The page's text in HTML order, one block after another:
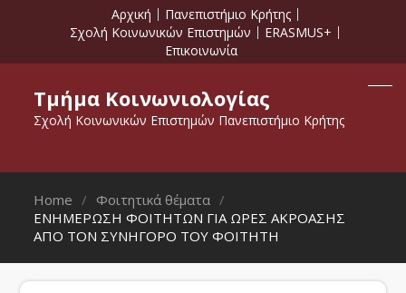
Αρχική
Πανεπιστήμιο Κρήτης
Σχολή Κοινωνικών Επιστημών
ERASMUS+
Επικοινωνία
Τμήμα Κοινωνιολογίας
Σχολή Κοινωνικών Επιστημών Πανεπιστήμιο Κρήτης
Home
Φοιτητικά θέματα
ΕΝΗΜΕΡΩΣΗ ΦΟΙΤΗΤΩΝ ΓΙΑ ΩΡΕΣ ΑΚΡΟΑΣΗΣ
ΑΠΟ ΤΟΝ ΣΥΝΗΓΟΡΟ ΤΟΥ ΦΟΙΤΗΤΗ